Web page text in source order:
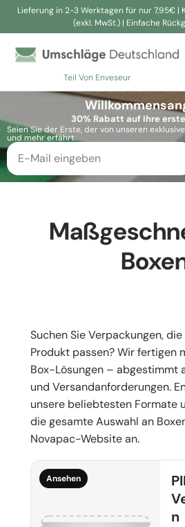
Direkt zum Inhalt
Lieferung in 2-3 Werktagen für nur 7,95€ |
(exkl. MwSt.) | Einfache
Teil Von Enveseur
Suchen
Suchen
30% Rabatt auf Ihre
Seien Sie der Erste, der von unseren
und mehr erfährt.
Suchen Sie Verpackungen,
Produkt passen? Wir fertigen
Box-Lösungen – abgestimmt
und Versandanforderungen.
unsere beliebtesten Formate
die gesamte Auswahl an
Novapac-Website an.
Ansehen
n